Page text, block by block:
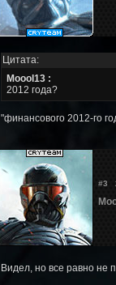
Цитата:
Moool13 :
2012 года?
"финансового 2012-го
#3
Видел, но все равно не